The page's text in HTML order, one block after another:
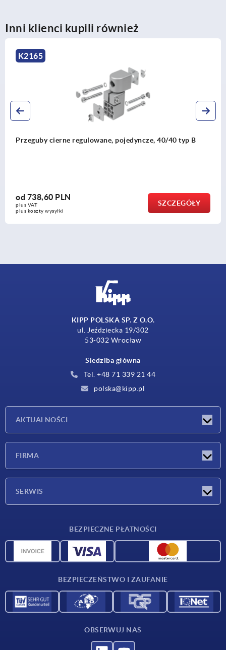
Inni klienci kupili również
pojedyncze, 40/40 typ B Zaślepki do
plus VAT
plus koszty wysyłki
KIPP POLSKA SP. Z O.O.
ul. Jeździecka 19/302
53-032 Wrocław
Siedziba główna
Tel. +48 71 339 21 44
polska@kipp.pl
AKTUALNOŚCI
FIRMA
SERWIS
Dane CAD
BEZPIECZNE PŁATNOŚCI
BEZPIECZEŃSTWO I ZAUFANIE
OBSERWUJ NAS